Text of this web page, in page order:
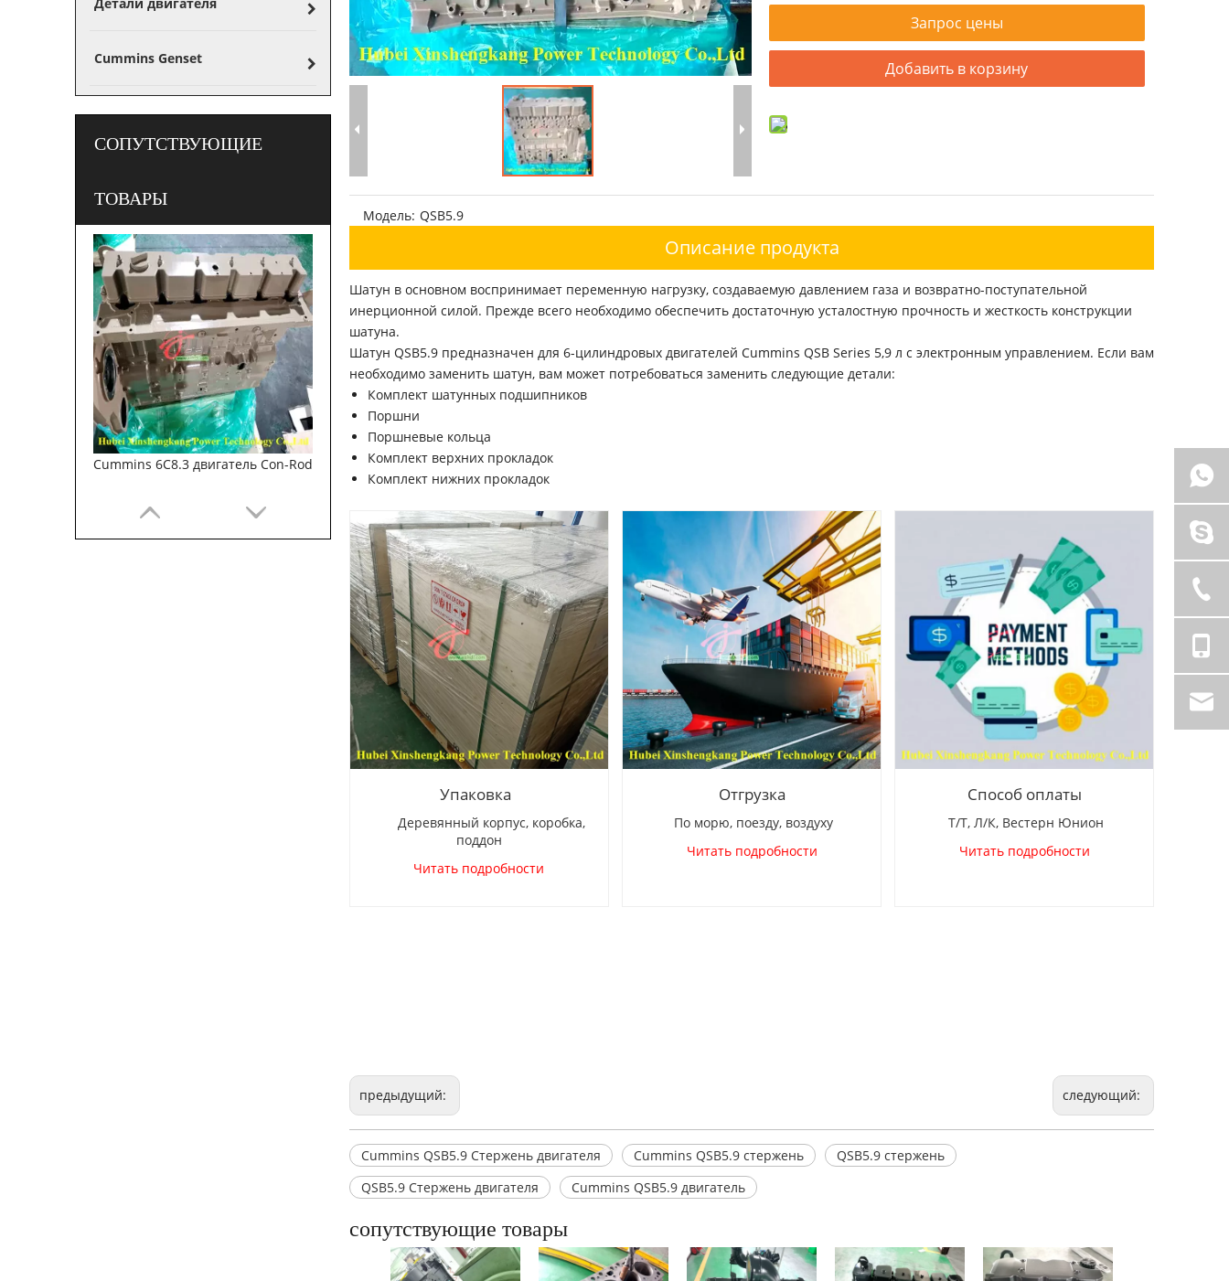
Cummins Genset
СОПУТСТВУЮЩИЕ
ТОВАРЫ
Cummins 6C8.3 двигатель Con-Rod
Запрос цены
Добавить в корзину
Модель: QSB5.9
Описание продукта
Шатун в основном воспринимает переменную нагрузку, создаваемую давлением газа и возвратно-поступательной
инерционной силой. Прежде всего необходимо обеспечить достаточную усталостную прочность и жесткость конструкции
шатуна.
Шатун QSB5.9 предназначен для 6-цилиндровых двигателей Cummins QSB Series 5,9 л с электронным управлением. Если вам
необходимо заменить шатун, вам может потребоваться заменить следующие детали:
Комплект шатунных подшипников
Поршни
Поршневые кольца
Комплект верхних прокладок
Комплект нижних прокладок
Упаковка
Деревянный корпус, коробка,
поддон
Читать подробности
Отгрузка
По морю, поезду, воздуху
Читать подробности
Способ оплаты
Т/Т, Л/К, Вестерн Юнион
Читать подробности
предыдущий: следующий:
Cummins QSB5.9 Стержень двигателя Cummins QSB5.9 стержень
QSB5.9 стержень
QSB5.9 Стержень двигателя
Cummins QSB5.9 двигатель
сопутствующие товары